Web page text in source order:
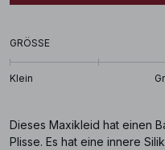
GRÖSSE
Klein
Dieses Maxikleid hat einen
Plisse. Es hat eine innere